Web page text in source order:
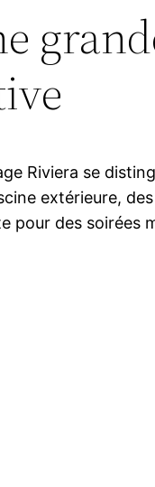
Riviera se
extérieure,
pour des soirées